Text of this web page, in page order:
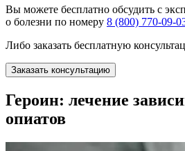
Вы можете бесплатно обсудить с
о болезни по номеру 8 (800) 770-09-
Либо заказать бесплатную
Заказать консультацию
Героин: лечение
опиатов